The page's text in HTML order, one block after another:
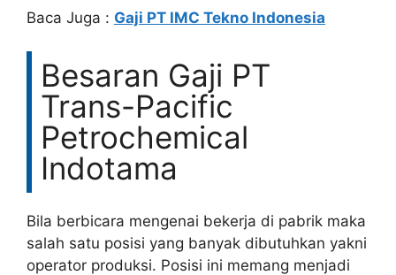
Baca Juga : Gaji PT IMC Tekno Indonesia
Besaran Gaji PT
Trans-Pacific
Petrochemical
Indotama
Bila berbicara mengenai bekerja di pabrik maka
salah satu posisi yang banyak dibutuhkan yakni
operator produksi. Posisi ini memang menjadi